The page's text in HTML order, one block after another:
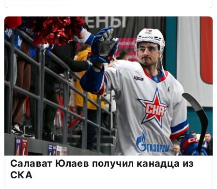
Салават Юлаев получил канадца из
СКА